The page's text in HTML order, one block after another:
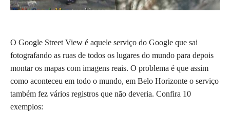
O Google Street View é aquele serviço do Google que sai
fotografando as ruas de todos os lugares do mundo para depois
montar os mapas com imagens reais. O problema é que assim
como aconteceu em todo o mundo, em Belo Horizonte o serviço
também fez vários registros que não deveria. Confira 10
exemplos: